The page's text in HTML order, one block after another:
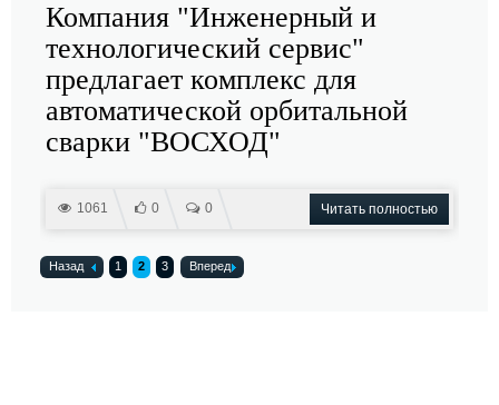
Компания "Инженерный и
технологический сервис"
предлагает комплекс для
автоматической орбитальной
сварки "ВОСХОД"
1061 0 0 Читать полностью
Назад 1 2 3 Вперед